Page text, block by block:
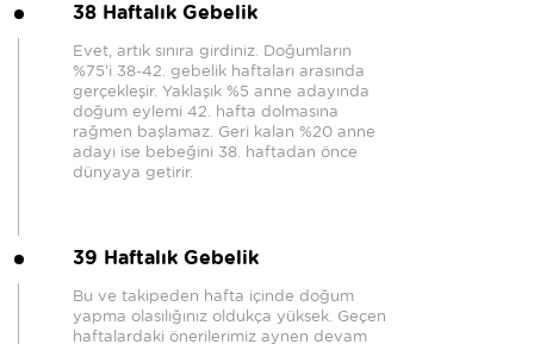
38 Haftalık Gebelik
Evet, artık sınıra girdiniz. Doğumların
%75'i 38-42. gebelik haftaları arasında
gerçekleşir. Yaklaşık %5 anne adayında
doğum eylemi 42. hafta dolmasına
rağmen başlamaz. Geri kalan %20 anne
adayı ise bebeğini 38. haftadan önce
dünyaya getirir.
39 Haftalık Gebelik
Bu ve takipeden hafta içinde doğum
yapma olasılığınız oldukça yüksek. Geçen
haftalardaki önerilerimiz aynen devam